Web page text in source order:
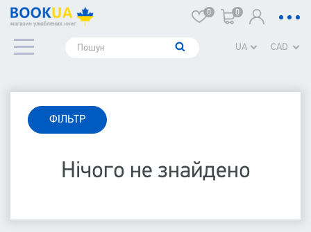
0 0
UA CAD
ФІЛЬТР
Нічого не знайдено